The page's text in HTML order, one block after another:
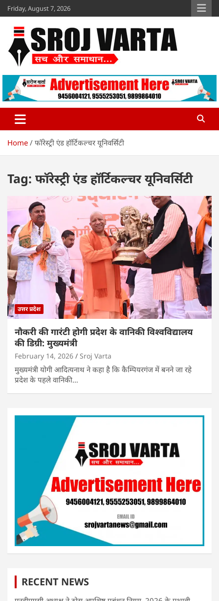
Skip
to
content
Friday, August 7, 2026
Sroj Varta
www.srojvarta.in
Home फॉरेस्ट्री एंड हॉर्टिकल्चर यूनिवर्सिटी
Tag: फॉरेस्ट्री एंड हॉर्टिकल्चर यूनिवर्सिटी
उत्तर प्रदेश
नौकरी की गारंटी होगी प्रदेश के वानिकी विश्वविद्यालय
की डिग्री: मुख्यमंत्री
February 14, 2026 Sroj Varta
मुख्यमंत्री योगी आदित्यनाथ ने कहा है कि कैम्पियरगंज में बनने जा रहे
प्रदेश के पहले वानिकी…
RECENT NEWS